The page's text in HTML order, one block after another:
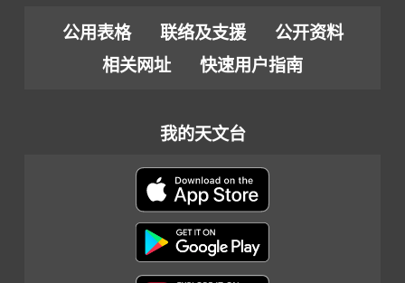
公用表格 联络及支援
公开资料
相关网址
快速用户指南
我的天文台